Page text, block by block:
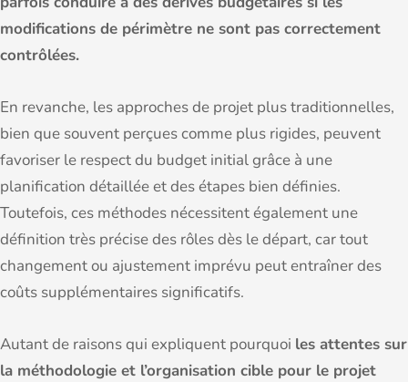
modifications de périmètre ne sont pas correctement
contrôlées.
En revanche, les approches de projet plus traditionnelles,
bien que souvent perçues comme plus rigides, peuvent
favoriser le respect du budget initial grâce à une
planification détaillée et des étapes bien définies.
Toutefois, ces méthodes nécessitent également une
définition très précise des rôles dès le départ, car tout
changement ou ajustement imprévu peut entraîner des
coûts supplémentaires significatifs.
Autant de raisons qui expliquent pourquoi les attentes sur
la méthodologie et l’organisation cible pour le projet